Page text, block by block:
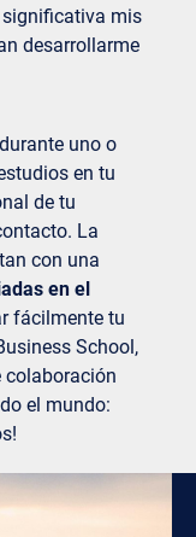
mis
desarrollarme
uno o
en tu
de tu
La
con una
en el
fácilmente tu
School,
colaboración
el mundo: